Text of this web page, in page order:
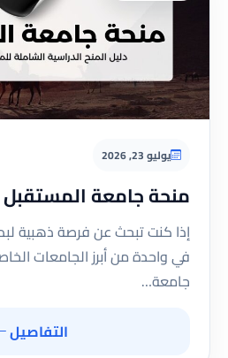
يوليو 23, 2026
منحة جامعة المستقبل
إذا كنت تبحث عن فرصة ذهبية
في واحدة من أبرز الجامعات
جامعة…
التفاصيل